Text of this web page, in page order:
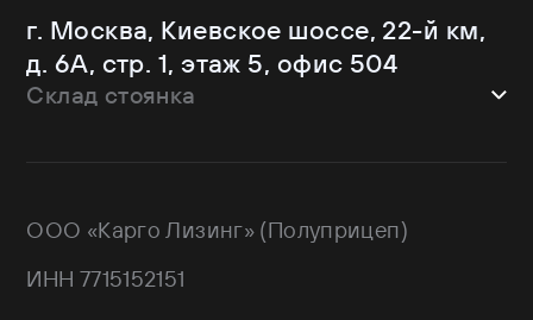
С кониками
Рефрижераторы
Krone
Mercedes-Benz
Schmitz Cargobull
Shacman
Wielton
Валдай
НЕФАЗ
г. Москва, Киевское шоссе, 22-й км,
д. 6А, стр. 1, этаж 5, офис 504
Склад стоянка
171 GPS: 55.443540, 37.293077
ООО «Карго Лизинг» (Полуприцеп)
ИНН 7715152151